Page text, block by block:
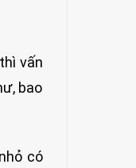
vấn
bao
có